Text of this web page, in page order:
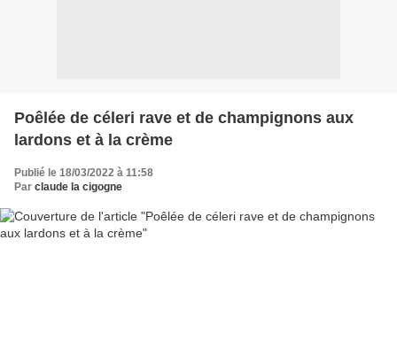
Poêlée de céleri rave et de champignons aux
lardons et à la crème
Publié le 18/03/2022 à 11:58
Par claude la cigogne